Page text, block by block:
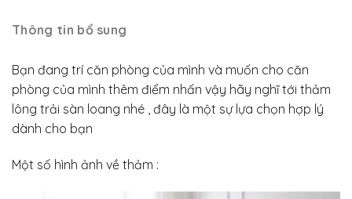
Thông tin bổ sung
Bạn đang trí căn phòng của mình và muốn cho căn
phòng của mình thêm điểm nhấn vậy hãy nghĩ tới thảm
lông trải sàn loang nhé , đây là một sự lựa chọn hợp lý
dành cho bạn
Một số hình ảnh về thảm :